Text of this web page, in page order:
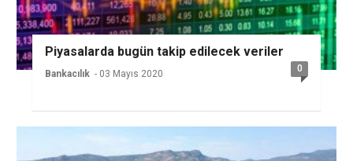
Piyasalarda bugün takip edilecek veriler
Bankacılık - 03 Mayıs 2020 0